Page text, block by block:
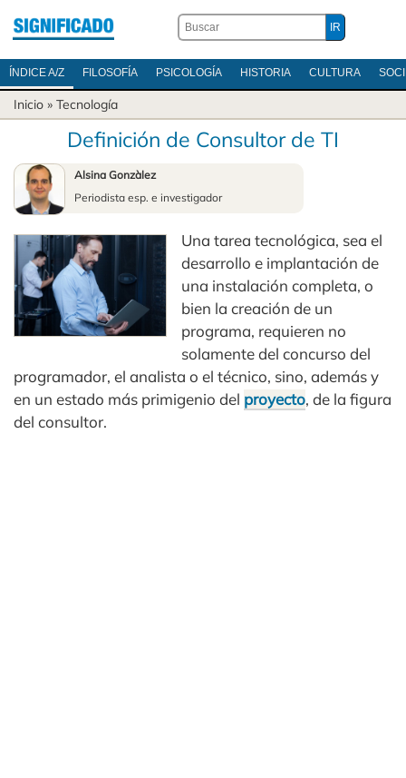
ÍNDICE A/Z FILOSOFÍA PSICOLOGÍA HISTORIA CULTURA
Inicio » Tecnología
Definición de Consultor de TI
Alsina Gonzàlez
Periodista esp. e investigador
Una tarea tecnológica, sea el
desarrollo e implantación de
una instalación completa, o
bien la creación de un
programa, requieren no
solamente del concurso del
programador, el analista o el técnico, sino, además y
en un estado más primigenio del proyecto, de la figura
del consultor.